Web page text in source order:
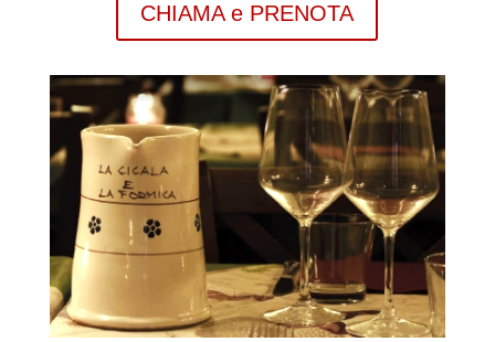
CHIAMA e PRENOTA